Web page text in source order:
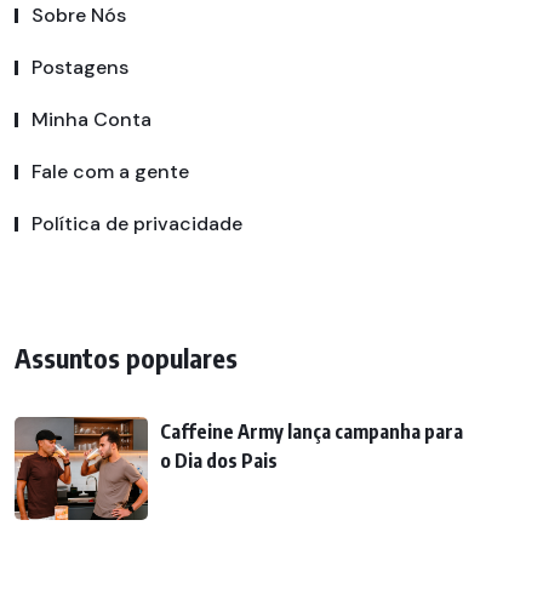
Sobre Nós
Postagens
Minha Conta
Fale com a gente
Política de privacidade
Assuntos populares
Caffeine Army lança campanha para
o Dia dos Pais